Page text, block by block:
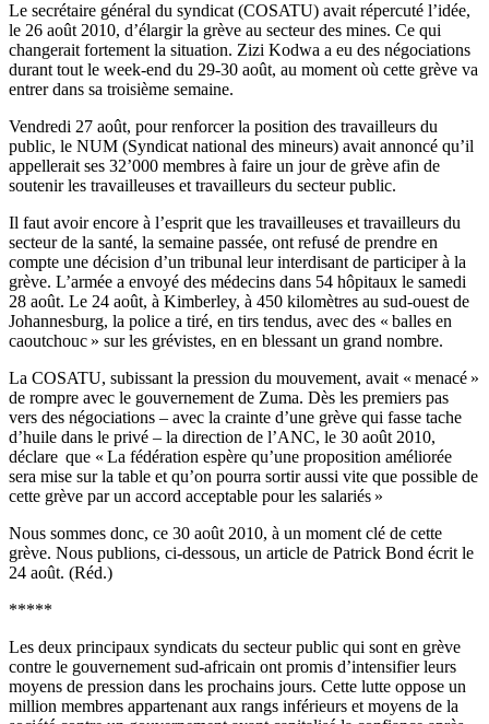
Le secrétaire général du syndicat (COSATU) avait répercuté l’idée,
le 26 août 2010, d’élargir la grève au secteur des mines. Ce qui
changerait fortement la situation. Zizi Kodwa a eu des négociations
durant tout le week-end du 29-30 août, au moment où cette grève va
entrer dans sa troisième semaine.
Vendredi 27 août, pour renforcer la position des travailleurs du
public, le NUM (Syndicat national des mineurs) avait annoncé qu’il
appellerait ses 32’000 membres à faire un jour de grève afin de
soutenir les travailleuses et travailleurs du secteur public.
Il faut avoir encore à l’esprit que les travailleuses et travailleurs du
secteur de la santé, la semaine passée, ont refusé de prendre en
compte une décision d’un tribunal leur interdisant de participer à la
grève. L’armée a envoyé des médecins dans 54 hôpitaux le samedi
28 août. Le 24 août, à Kimberley, à 450 kilomètres au sud-ouest de
Johannesburg, la police a tiré, en tirs tendus, avec des « balles en
caoutchouc » sur les grévistes, en en blessant un grand nombre.
La COSATU, subissant la pression du mouvement, avait « menacé »
de rompre avec le gouvernement de Zuma. Dès les premiers pas
vers des négociations – avec la crainte d’une grève qui fasse tache
d’huile dans le privé – la direction de l’ANC, le 30 août 2010,
déclare que « La fédération espère qu’une proposition améliorée
sera mise sur la table et qu’on pourra sortir aussi vite que possible de
cette grève par un accord acceptable pour les salariés »
Nous sommes donc, ce 30 août 2010, à un moment clé de cette
grève. Nous publions, ci-dessous, un article de Patrick Bond écrit le
24 août. (Réd.)
*****
Les deux principaux syndicats du secteur public qui sont en grève
contre le gouvernement sud-africain ont promis d’intensifier leurs
moyens de pression dans les prochains jours. Cette lutte oppose un
million membres appartenant aux rangs inférieurs et moyens de la